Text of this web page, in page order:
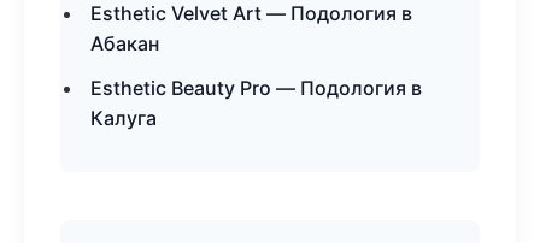
Esthetic Velvet Art — Подология в
Абакан
Esthetic Beauty Pro — Подология в
Калуга